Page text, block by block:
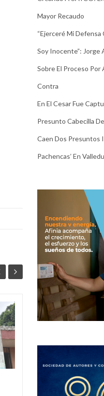
09
Los
Brisas de
Mayor Recaudo
“Ejerceré Mi
Soy Inocente”: Jorge
Sobre El Proceso Por
Contra
En El Cesar Fue
Presunto Cabecilla
Caen Dos Presuntos
Pachencas’ En